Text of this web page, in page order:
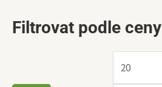
Filtrovat podle ceny